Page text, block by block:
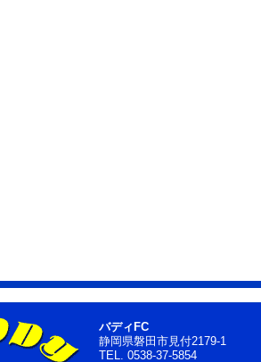
バディFC
静岡県磐田市見付2179-1
TEL. 0538-37-5854